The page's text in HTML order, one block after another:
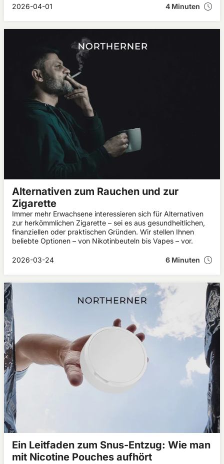
2026-04-01
4 Minuten
Alternativen zum Rauchen und zur
Zigarette
Immer mehr Erwachsene interessieren sich für Alternativen
zur herkömmlichen Zigarette – sei es aus gesundheitlichen,
finanziellen oder praktischen Gründen. Wir stellen Ihnen
beliebte Optionen – von Nikotinbeuteln bis Vapes – vor.
2026-03-24 6 Minuten
Ein Leitfaden zum Snus-Entzug: Wie man
mit Nicotine Pouches aufhört